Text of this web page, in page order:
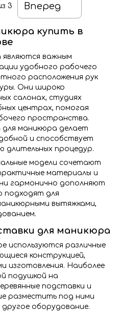
3 Вперед
купить в
являются важным
удобного рабочего
расположения рук
Они широко
салонах, студиях
центрах, помогая
пространства.
для маникюра делает
и способствует
длительных процедур.
модели сочетают
материалы и
гармонично дополняют
подходят для
вытяжками,
для маникюра
используются различные
конструкцией,
изготовления. Наиболее
подушкой на
подставки и
разместить под ними
оборудование.